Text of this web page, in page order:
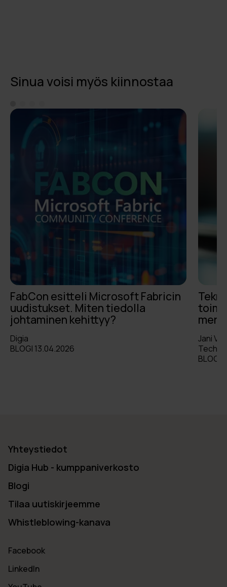
Sinua voisi myös kiinnostaa
FabCon esitteli Microsoft Fabricin
uudistukset. Miten tiedolla
johtaminen kehittyy?
Digia
BLOGI 13.04.2026
Jani
BLOGI
Yhteystiedot
Digia Hub - kumppaniverkosto
Blogi
Tilaa uutiskirjeemme
Whistleblowing-kanava
Facebook
LinkedIn